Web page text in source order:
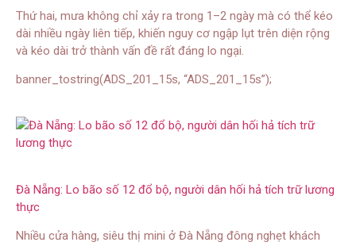
Thứ hai, mưa không chỉ xảy ra trong 1–2 ngày mà có thể kéo
dài nhiều ngày liên tiếp, khiến nguy cơ ngập lụt trên diện rộng
và kéo dài trở thành vấn đề rất đáng lo ngại.
banner_tostring(ADS_201_15s, “ADS_201_15s”);
Đà Nẵng: Lo bão số 12 đổ bộ, người dân hối hả tích trữ lương
thực
Nhiều cửa hàng, siêu thị mini ở Đà Nẵng đông nghẹt khách